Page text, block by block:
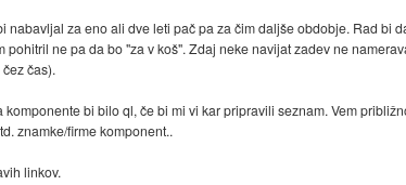
nabavljal za eno ali dve leti pač pa za čim daljše obdobje. Rad bi
pohitril ne pa da bo "za v koš". Zdaj neke navijat zadev ne
čas).
bi bilo ql, če bi mi vi kar pripravili seznam. Vem
znamke/firme komponent..
linkov.